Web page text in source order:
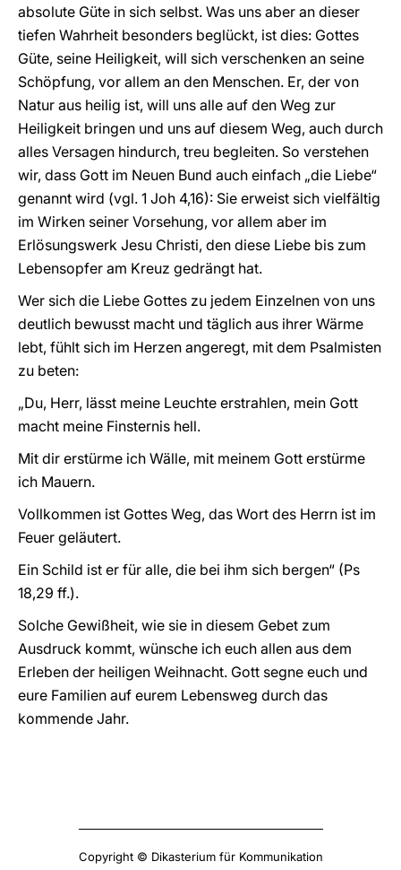
absolute Güte in sich selbst. Was uns aber an dieser
tiefen Wahrheit besonders beglückt, ist dies: Gottes
Güte, seine Heiligkeit, will sich verschenken an seine
Schöpfung, vor allem an den Menschen. Er, der von
Natur aus heilig ist, will uns alle auf den Weg zur
Heiligkeit bringen und uns auf diesem Weg, auch durch
alles Versagen hindurch, treu begleiten. So verstehen
wir, dass Gott im Neuen Bund auch einfach „die Liebe“
genannt wird (vgl. 1 Joh 4,16): Sie erweist sich vielfältig
im Wirken seiner Vorsehung, vor allem aber im
Erlösungswerk Jesu Christi, den diese Liebe bis zum
Lebensopfer am Kreuz gedrängt hat.
Wer sich die Liebe Gottes zu jedem Einzelnen von uns
deutlich bewusst macht und täglich aus ihrer Wärme
lebt, fühlt sich im Herzen angeregt, mit dem Psalmisten
zu beten:
„Du, Herr, lässt meine Leuchte erstrahlen, mein Gott
macht meine Finsternis hell.
Mit dir erstürme ich Wälle, mit meinem Gott erstürme
ich Mauern.
Vollkommen ist Gottes Weg, das Wort des Herrn ist im
Feuer geläutert.
Ein Schild ist er für alle, die bei ihm sich bergen“ (Ps
18,29 ff.).
Solche Gewißheit, wie sie in diesem Gebet zum
Ausdruck kommt, wünsche ich euch allen aus dem
Erleben der heiligen Weihnacht. Gott segne euch und
eure Familien auf eurem Lebensweg durch das
kommende Jahr.
Copyright © Dikasterium für Kommunikation